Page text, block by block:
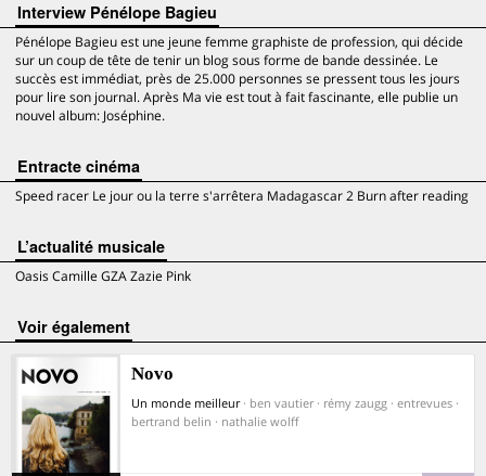
Interview Pénélope Bagieu
Pénélope Bagieu est une jeune femme graphiste de profession, qui décide
sur un coup de tête de tenir un blog sous forme de bande dessinée. Le
succès est immédiat, près de 25.000 personnes se pressent tous les jours
pour lire son journal. Après Ma vie est tout à fait fascinante, elle publie un
nouvel album: Joséphine.
Entracte cinéma
Speed racer Le jour ou la terre s'arrêtera Madagascar 2 Burn after reading
L’actualité musicale
Oasis Camille GZA Zazie Pink
voir également
Novo
Un monde meilleur · ben vautier · rémy zaugg · entrevues ·
bertrand belin · nathalie wolff